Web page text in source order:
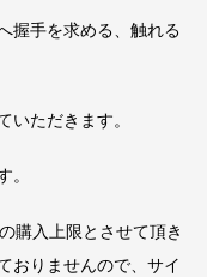
握手を求める、触れる
ただきます。
。
購入上限とさせて頂き
おりませんので、サイ